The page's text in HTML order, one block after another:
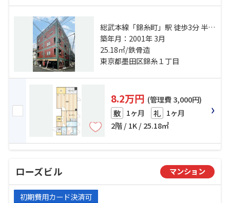
総武本線「錦糸町」駅 徒歩3分 半蔵
門線「錦糸町」駅 徒歩3分 半蔵門線
「住吉」駅 徒歩15分
築年月：2001年 3月
25.18㎡/鉄骨造
東京都墨田区錦糸１丁目
8.2万円 (管理費 3,000円)
敷 1ヶ月 礼 1ヶ月
2階 / 1K / 25.18㎡
ローズビル マンション
初期費用カード決済可